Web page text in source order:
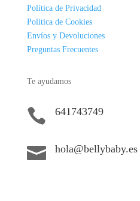
Política de Privacidad
Política de Cookies
Envíos y Devoluciones
Preguntas Frecuentes
Te ayudamos
 641743749
 hola@bellybaby.es